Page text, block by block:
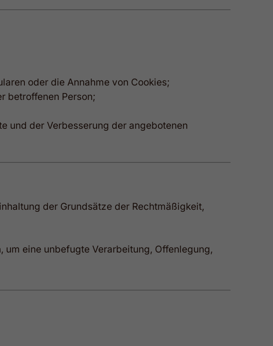
oder die Annahme von Cookies;
betroffenen Person;
und der Verbesserung der angebotenen
der Grundsätze der Rechtmäßigkeit,
eine unbefugte Verarbeitung, Offenlegung,